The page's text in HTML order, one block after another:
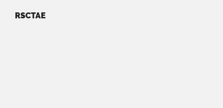
RSCTAE